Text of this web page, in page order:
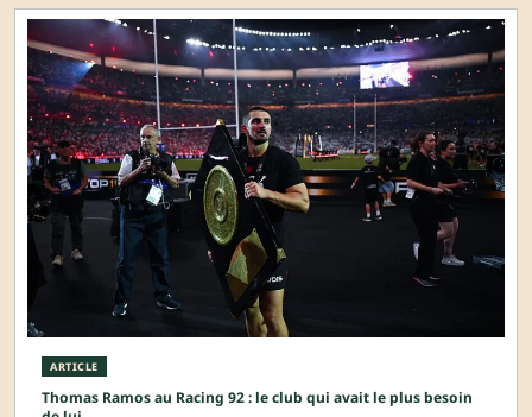
ARTICLE
Thomas Ramos au Racing 92 : le club qui avait le plus besoin